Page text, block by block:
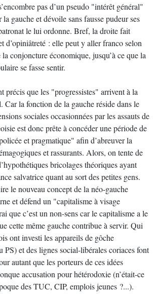
pas d’un pseudo "intérêt général"
gauche et dévoile sans fausse pudeur ses
le lui ordonne. Bref, la droite fait
d’opiniâtreté : elle peut y aller franco selon
conjoncture économique, jusqu’à ce que la
se fasse sentir.
précis que les "progressistes" arrivent à la
Car la fonction de la gauche réside dans le
sociales occasionnées par les assauts de
est donc prête à concéder une période de
et pragmatique" afin d’abreuver la
et rassurants. Alors, on tente de
bricolages théoriques ayant
salvatrice quant au sort des petites gens.
le nouveau concept de la néo-gauche
et défend un "capitalisme à visage
que c’est un non-sens car le capitalisme a le
cette même gauche contribue à servir. Qui
ont investi les appareils de gôche
PS) et des lignes social-libérales coriaces font
autant que les porteurs de ces idées
accusation pour hétérodoxie (n’était-ce
des TUC, CIP, emplois jeunes ?...).